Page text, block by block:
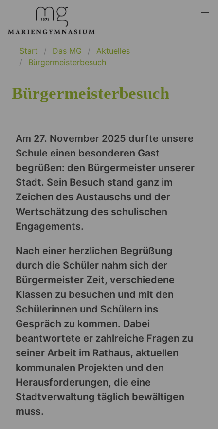
Start Das MG
Aktuelles
Bürgermeisterbesuch
Bürgermeisterbesuch
Am 27. November 2025 durfte unsere
Schule einen besonderen Gast
begrüßen: den Bürgermeister unserer
Stadt. Sein Besuch stand ganz im
Zeichen des Austauschs und der
Wertschätzung des schulischen
Engagements.
Nach einer herzlichen Begrüßung
durch die Schüler nahm sich der
Bürgermeister Zeit, verschiedene
Klassen zu besuchen und mit den
Schülerinnen und Schülern ins
Gespräch zu kommen. Dabei
beantwortete er zahlreiche Fragen zu
seiner Arbeit im Rathaus, aktuellen
kommunalen Projekten und den
Herausforderungen, die eine
Stadtverwaltung täglich bewältigen
muss.